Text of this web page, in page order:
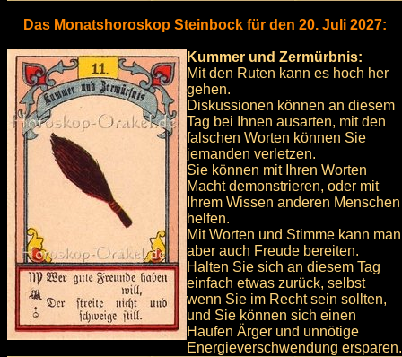
Das Monatshoroskop Steinbock für den 20. Juli 2027:
Kummer und Zermürbnis:
Mit den Ruten kann es hoch her
gehen.
Diskussionen können an diesem
Tag bei Ihnen ausarten, mit den
falschen Worten können Sie
jemanden verletzen.
Sie können mit Ihren Worten
Macht demonstrieren, oder mit
Ihrem Wissen anderen Menschen
helfen.
Mit Worten und Stimme kann man
aber auch Freude bereiten.
Halten Sie sich an diesem Tag
einfach etwas zurück, selbst
wenn Sie im Recht sein sollten,
und Sie können sich einen
Haufen Ärger und unnötige
Energieverschwendung ersparen.